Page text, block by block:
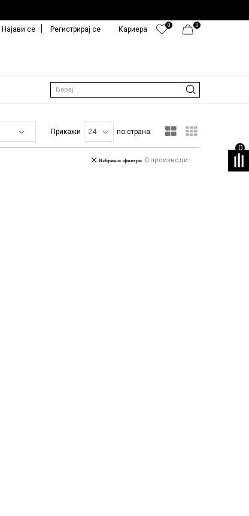
0
0
Кариера
Најави се Регистрирај се
Барај
0
Прикажи по страна
0 производи
Избриши филтри